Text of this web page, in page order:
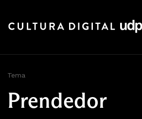
Tema
Prendedor